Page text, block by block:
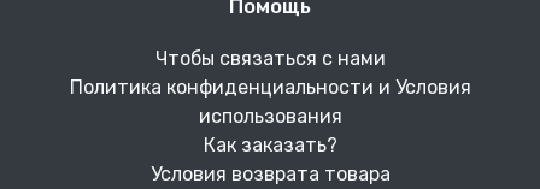
Помощь
Чтобы связаться с нами
Политика конфиденциальности и Условия
использования
Как заказать?
Условия возврата товара